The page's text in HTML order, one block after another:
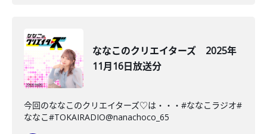
ななこのクリエイターズ 2025年
11月16日放送分
今回のななこのクリエイターズ♡は・・・#ななこラジオ#
ななこ#TOKAIRADIO@nanachoco_65